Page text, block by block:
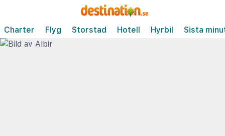
Charter Flyg Storstad Hotell Hyrbil Sista